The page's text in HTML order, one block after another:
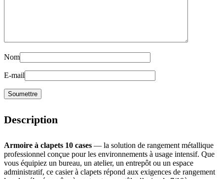
Nom
E-mail
Description
Armoire à clapets 10 cases — la solution de rangement métallique
professionnel conçue pour les environnements à usage intensif. Que
vous équipiez un bureau, un atelier, un entrepôt ou un espace
administratif, ce casier à clapets répond aux exigences de rangement